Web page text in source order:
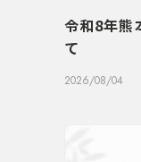
令和8年熊
て
2026/08/04